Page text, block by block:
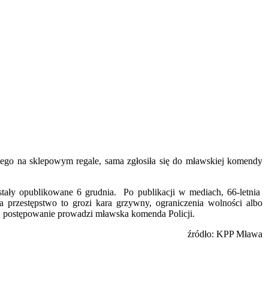
na sklepowym regale, sama zgłosiła się do mławskiej komendy
opublikowane 6 grudnia. Po publikacji w mediach, 66-letnia
przestępstwo to grozi kara grzywny, ograniczenia wolności albo
prowadzi mławska komenda Policji.
źródło: KPP Mława